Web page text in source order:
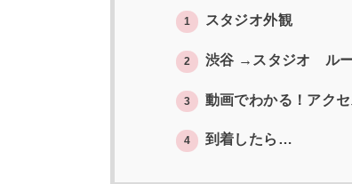
1 スタジオ外観
2 渋谷 →スタジオ ルー
3 動画でわかる！アク
4 到着したら…